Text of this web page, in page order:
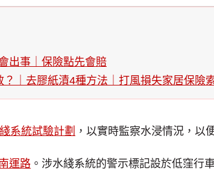
出事｜保險點先會賠
｜去膠紙漬4種方法｜打風損失家居保險
系統試驗計劃 ，以實時監察水浸情況，以
運路 。涉水綫系統的警示標記設於低窪行